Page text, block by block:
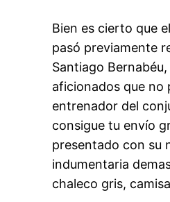
Bien es cierto que
pasó previamente
Santiago
aficionados que no
entrenador del
consigue tu envío
presentado con su
indumentaria
chaleco gris,